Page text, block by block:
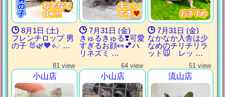
8月1日 (土)
フレンチロップ 男
の子 🐰🌿‪🧡‬‪⟡.· …
7月31日 (金)
きゅるきゅる❣️可愛
すぎるお顔👀💕ハ
リネズミ …
7月31日 (金)
なかなか入舎は少
なめのチリチリラ
ット🐭 レッ …
81 view
小山店
64 view
小山店
51 view
流山店